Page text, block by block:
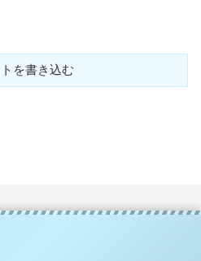
を書き込む